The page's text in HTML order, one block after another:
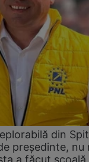
din
președinte, nu
a făcut școală